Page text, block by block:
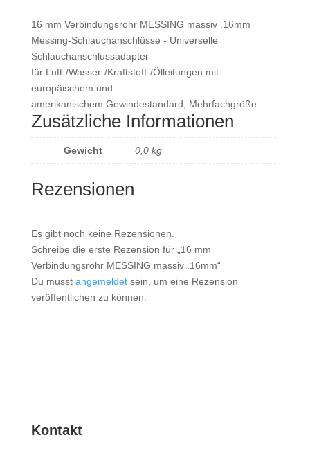
16 mm Verbindungsrohr MESSING massiv .16mm
Messing-Schlauchanschlüsse - Universelle
Schlauchanschlussadapter
für Luft-/Wasser-/Kraftstoff-/Ölleitungen mit
europäischem und
amerikanischem Gewindestandard, Mehrfachgröße
Zusätzliche Informationen
Gewicht 0,0 kg
Rezensionen
Es gibt noch keine Rezensionen.
Schreibe die erste Rezension für „16 mm
Verbindungsrohr MESSING massiv .16mm“
Du musst angemeldetsein, um eine Rezension
veröffentlichen zu können.
Kontakt